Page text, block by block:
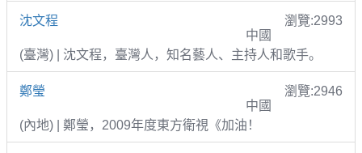
沈文程
瀏覽:2993
中國
(臺灣) | 沈文程，臺灣人，知名藝人、主持人和歌手。
鄭瑩
瀏覽:2946
中國
(內地) | 鄭瑩，2009年度東方衛視《加油！